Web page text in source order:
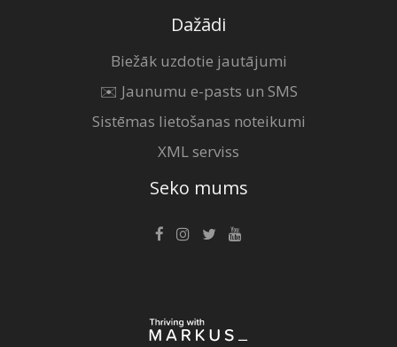
Dažādi
Biežāk uzdotie jautājumi
✉️ Jaunumu e-pasts un SMS
Sistēmas lietošanas noteikumi
XML serviss
Seko mums